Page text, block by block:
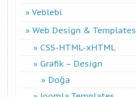
Veblebi
Web Design & Templates
CSS-HTML-xHTML
Grafik – Design
Doğa